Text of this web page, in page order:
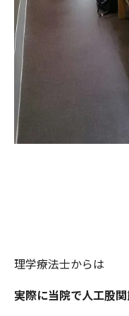
理学療法士からは
実際に当院で人工股